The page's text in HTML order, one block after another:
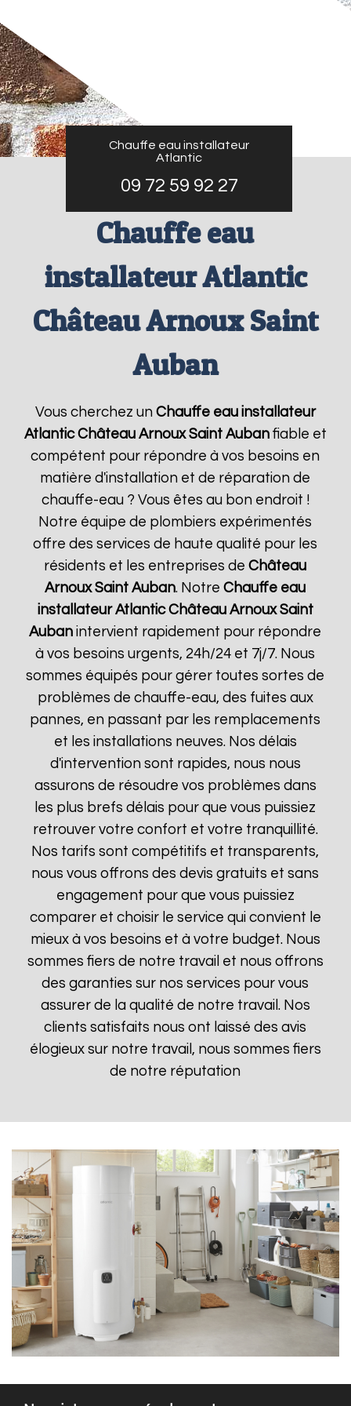
Chauffe eau installateur
Atlantic
09 72 59 92 27
Chauffe eau
installateur Atlantic
Château Arnoux Saint
Auban
Vous cherchez un Chauffe eau installateur
Atlantic Château Arnoux Saint Aubanfiable et
compétent pour répondre à vos besoins en
matière d'installation et de réparation de
chauffe-eau ? Vous êtes au bon endroit !
Notre équipe de plombiers expérimentés
offre des services de haute qualité pour les
résidents et les entreprises deChâteau
Arnoux Saint Auban. NotreChauffe eau
installateur Atlantic Château Arnoux Saint
Auban intervient rapidement pour répondre
à vos besoins urgents, 24h/24 et 7j/7. Nous
sommes équipés pour gérer toutes sortes de
problèmes de chauffe-eau, des fuites aux
pannes, en passant par les remplacements
et les installations neuves. Nos délais
d'intervention sont rapides, nous nous
assurons de résoudre vos problèmes dans
les plus brefs délais pour que vous puissiez
retrouver votre confort et votre tranquillité.
Nos tarifs sont compétitifs et transparents,
nous vous offrons des devis gratuits et sans
engagement pour que vous puissiez
comparer et choisir le service qui convient le
mieux à vos besoins et à votre budget. Nous
sommes fiers de notre travail et nous offrons
des garanties sur nos services pour vous
assurer de la qualité de notre travail. Nos
clients satisfaits nous ont laissé des avis
élogieux sur notre travail, nous sommes fiers
de notre réputation